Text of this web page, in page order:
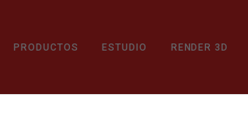
PRODUCTOS ESTUDIO RENDER 3D